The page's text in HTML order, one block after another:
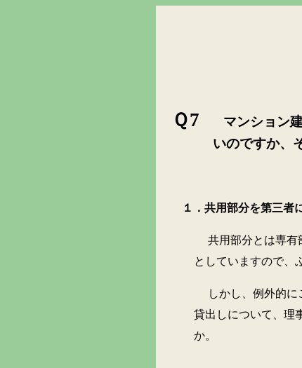
Ｑ7
マンション
いのですか、
１．共用部分を第三者
共用部分とは専有部分
としていますので、
しかし、例外的にこの
貸出しについて、理
か。